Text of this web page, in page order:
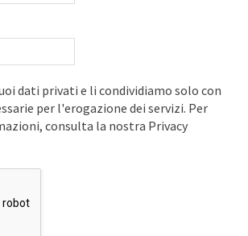
dati privati e li condividiamo solo con
per l'erogazione dei servizi. Per
consulta la nostra Privacy